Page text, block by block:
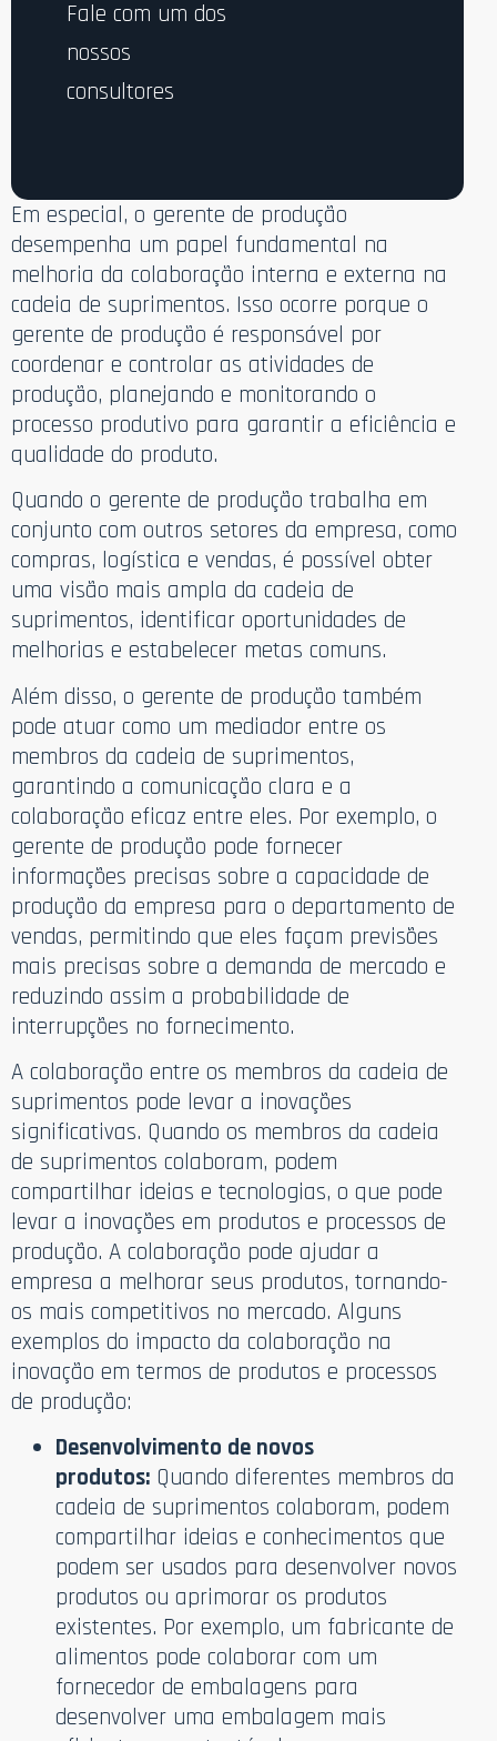
Fale com um dos
nossos
consultores
Em especial, o gerente de produção
desempenha um papel fundamental na
melhoria da colaboração interna e externa na
cadeia de suprimentos. Isso ocorre porque o
gerente de produção é responsável por
coordenar e controlar as atividades de
produção, planejando e monitorando o
processo produtivo para garantir a eficiência e
qualidade do produto.
Quando o gerente de produção trabalha em
conjunto com outros setores da empresa, como
compras, logística e vendas, é possível obter
uma visão mais ampla da cadeia de
suprimentos, identificar oportunidades de
melhorias e estabelecer metas comuns.
Além disso, o gerente de produção também
pode atuar como um mediador entre os
membros da cadeia de suprimentos,
garantindo a comunicação clara e a
colaboração eficaz entre eles. Por exemplo, o
gerente de produção pode fornecer
informações precisas sobre a capacidade de
produção da empresa para o departamento de
vendas, permitindo que eles façam previsões
mais precisas sobre a demanda de mercado e
reduzindo assim a probabilidade de
interrupções no fornecimento.
A colaboração entre os membros da cadeia de
suprimentos pode levar a inovações
significativas. Quando os membros da cadeia
de suprimentos colaboram, podem
compartilhar ideias e tecnologias, o que pode
levar a inovações em produtos e processos de
produção. A colaboração pode ajudar a
empresa a melhorar seus produtos, tornando-
os mais competitivos no mercado. Alguns
exemplos do impacto da colaboração na
inovação em termos de produtos e processos
de produção:
Desenvolvimento de novos
produtos: Quando diferentes membros da
cadeia de suprimentos colaboram, podem
compartilhar ideias e conhecimentos que
podem ser usados para desenvolver novos
produtos ou aprimorar os produtos
existentes. Por exemplo, um fabricante de
alimentos pode colaborar com um
fornecedor de embalagens para
desenvolver uma embalagem mais